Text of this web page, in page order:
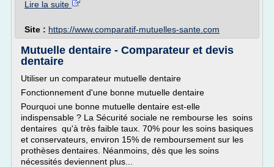
Lire la suite
Site : https://www.comparatif-mutuelles-sante.com
Mutuelle dentaire - Comparateur et devis
dentaire
Utiliser un comparateur mutuelle dentaire
Fonctionnement d'une bonne mutuelle dentaire
Pourquoi une bonne mutuelle dentaire est-elle
indispensable ? La Sécurité sociale ne rembourse les soins
dentaires qu'à très faible taux. 70% pour les soins basiques
et conservateurs, environ 15% de remboursement sur les
prothèses dentaires. Néanmoins, dès que les soins
nécessités deviennent plus...